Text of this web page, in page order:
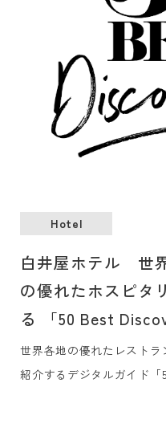
Hotel
白井屋ホテル 世
の優れたホスピタ
る 「50 Best
世界各地の優れたレスト
紹介するデジタルガイド